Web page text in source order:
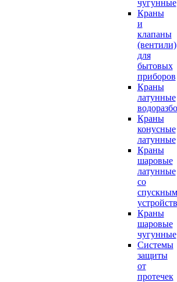
чугунные
Краны
и
клапаны
(вентили)
для
бытовых
приборов
Краны
латунные
Краны
конусные
латунные
Краны
шаровые
латунные
со
спускным
Краны
шаровые
чугунные
Системы
защиты
от
протечек